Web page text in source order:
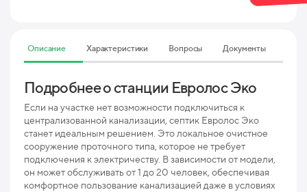
Описание Характеристики Вопросы Документы
Подробнее о станции Евролос Эко
Если на участке нет возможности подключиться к
централизованной канализации, септик Евролос Эко
станет идеальным решением. Это локальное очистное
сооружение проточного типа, которое не требует
подключения к электричеству. В зависимости от модели,
он может обслуживать от 1 до 20 человек, обеспечивая
комфортное пользование канализацией даже в условиях